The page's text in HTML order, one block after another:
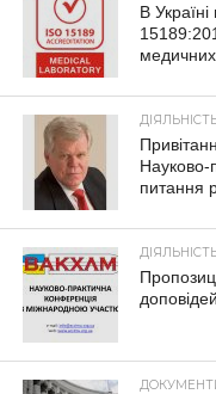
В
Науково-
питання
доповідей